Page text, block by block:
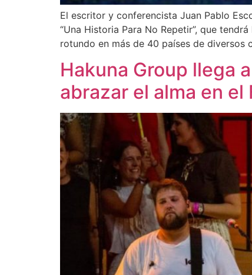
El escritor y conferencista Juan Pablo
“Una Historia Para No Repetir”, que
rotundo en más de 40 países de diversos
Hakuna Group llega
abrazar el alma en el